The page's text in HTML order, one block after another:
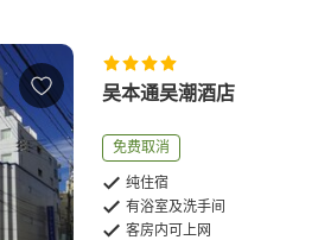
吴本通吴潮酒店
免费取消
纯住宿
有浴室及洗手间
客房内可上网